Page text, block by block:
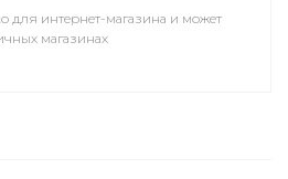
для интернет-магазина и может
магазинах